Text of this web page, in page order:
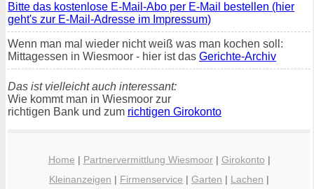
Bitte das kostenlose E-Mail-Abo per E-Mail bestellen (hier
geht's zur E-Mail-Adresse im Impressum)
Wenn man mal wieder nicht weiß was man kochen soll:
Mittagessen in Wiesmoor - hier ist das Gerichte-Archiv
Das ist vielleicht auch interessant:
Wie kommt man in Wiesmoor zur
richtigen Bank und zum richtigen Girokonto
Home | Partnervermittlung Wiesmoor| Girokonto |
Kleinanzeigen | Firmenservice | Garten | Lachen |